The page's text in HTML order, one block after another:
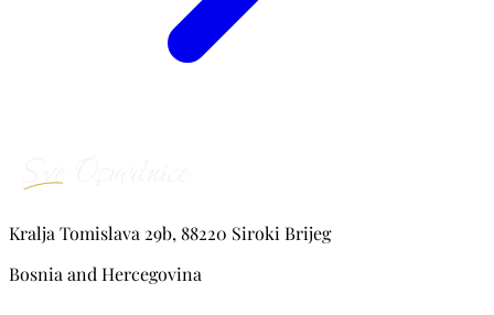
Kralja Tomislava 29b, 88220 Siroki Brijeg
Bosnia and Hercegovina